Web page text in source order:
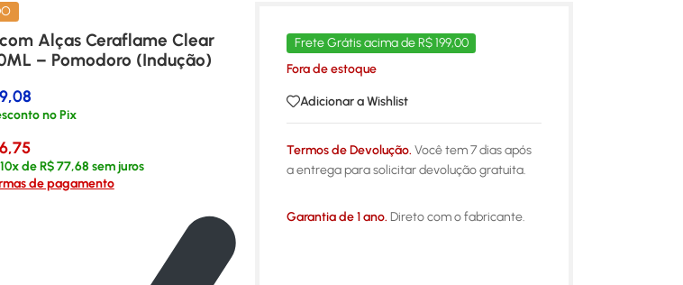
Alças Ceraflame Clear
– Pomodoro (Indução)
no Pix
10x deR$77,68 sem juros
de pagamento
Frete Grátis acima de R$ 199,00
Fora de estoque
Adicionar a Wishlist
Termos de Devolução. Você tem 7 dias após
a entrega para solicitar devolução gratuita.
Garantia de 1 ano. Direto com o fabricante.